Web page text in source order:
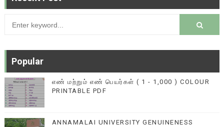
Popular
எண் மற்றும் எண் பெயர்கள் ( 1 - 1,000 ) COLOUR
PRINTABLE PDF
ANNAMALAI UNIVERSITY GENUINENESS